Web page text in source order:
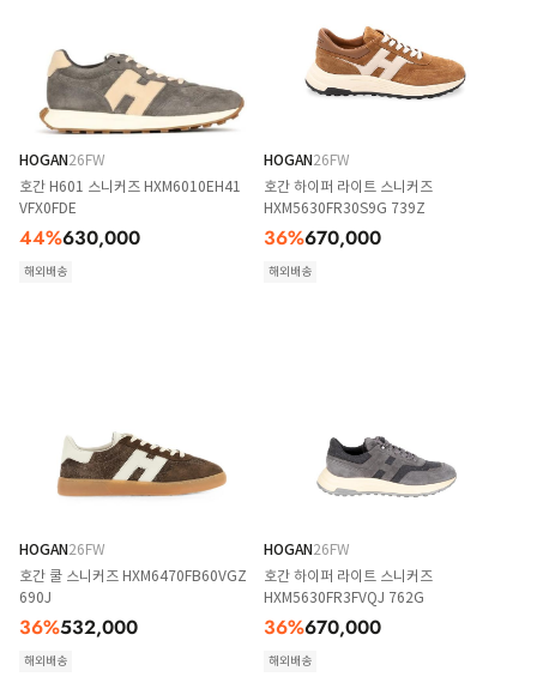
HOGAN26FW
호간 H601 스니커즈 HXM6010EH41
VFX0FDE
44%630,000
해외배송
HOGAN26FW
호간 하이퍼 라이트 스니커즈
HXM5630FR30S9G 739Z
36%670,000
해외배송
HOGAN26FW
호간 쿨 스니커즈 HXM6470FB60VGZ
690J
36%532,000
해외배송
HOGAN26FW
호간 하이퍼 라이트 스니커즈
HXM5630FR3FVQJ 762G
36%670,000
해외배송